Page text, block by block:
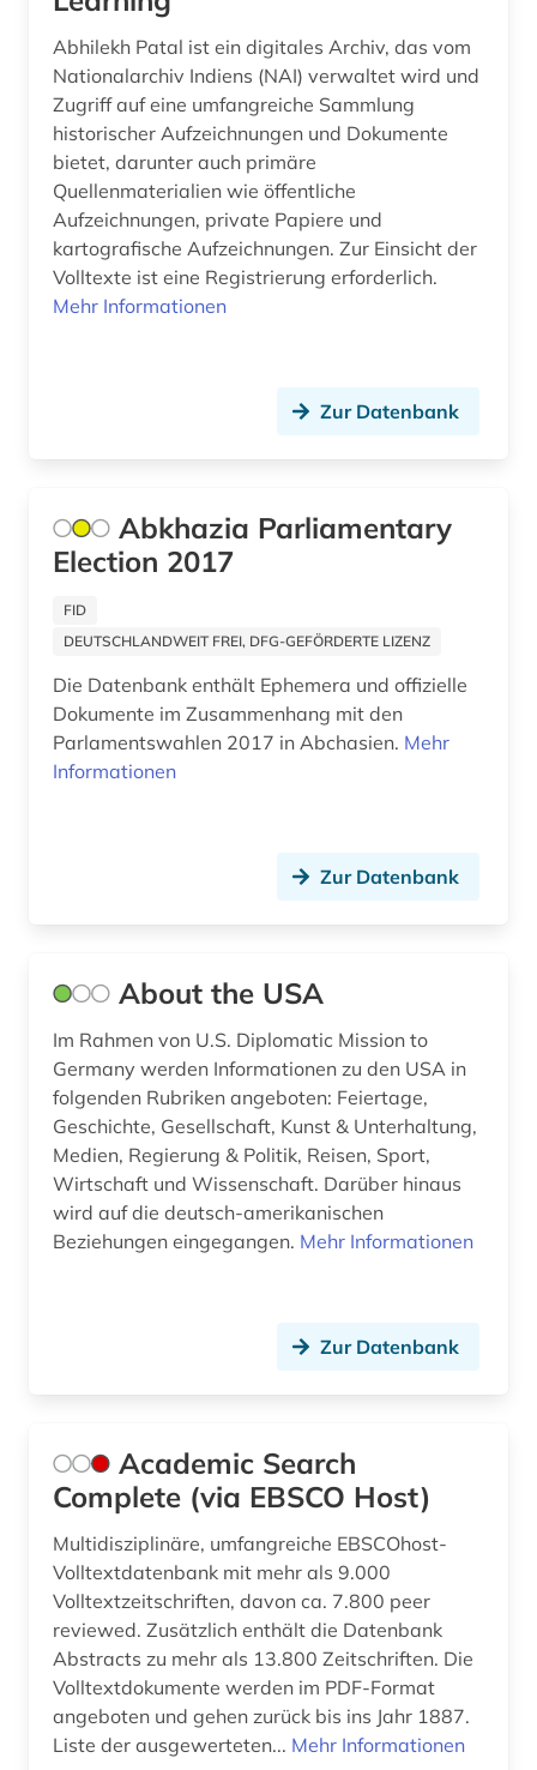
behörde (20)
beitrittsstaaten (1)
bekämpfung (1)
belgien (5)
bergbau (1)
berufliche arbeit (1)
berufsforschung (2)
beschäftigung (1)
betrieb (1)
betriebsführung (1)
bezirk unterfranken mandatsträger
bibliografie (27)
bibliografie 1945 (1)
bibliographie (16)
bibliometrie (1)
bibliothekskatalog plus (1)
bilanz (1)
bilddatenbank (1)
bildungsforschung (1)
bildungspolitik (4)
binnenvertriebener (1)
Abhilekh Patal ist ein digitales Archiv, das vom
Nationalarchiv Indiens (NAI) verwaltet wird und
Zugriff auf eine umfangreiche Sammlung
historischer Aufzeichnungen und Dokumente
bietet, darunter auch primäre
Quellenmaterialien wie öffentliche
Aufzeichnungen, private Papiere und
kartografische Aufzeichnungen. Zur Einsicht der
Volltexte ist eine Registrierung erforderlich.
Mehr Informationen
Zur Datenbank
Abkhazia Parliamentary
Election 2017
FID
DEUTSCHLANDWEIT FREI, DFG-GEFÖRDERTE LIZENZ
Die Datenbank enthält Ephemera und offizielle
Dokumente im Zusammenhang mit den
Parlamentswahlen 2017 in Abchasien. Mehr
Informationen
Zur Datenbank
About the USA
Im Rahmen von U.S. Diplomatic Mission to
Germany werden Informationen zu den USA in
folgenden Rubriken angeboten: Feiertage,
Geschichte, Gesellschaft, Kunst & Unterhaltung,
Medien, Regierung & Politik, Reisen, Sport,
Wirtschaft und Wissenschaft. Darüber hinaus
wird auf die deutsch-amerikanischen
Beziehungen eingegangen. Mehr Informationen
Zur Datenbank
Academic Search
Complete (via EBSCO Host)
Multidisziplinäre, umfangreiche EBSCOhost-
Volltextdatenbank mit mehr als 9.000
Volltextzeitschriften, davon ca. 7.800 peer
reviewed. Zusätzlich enthält die Datenbank
Abstracts zu mehr als 13.800 Zeitschriften. Die
Volltextdokumente werden im PDF-Format
angeboten und gehen zurück bis ins Jahr 1887.
Liste der ausgewerteten... Mehr Informationen